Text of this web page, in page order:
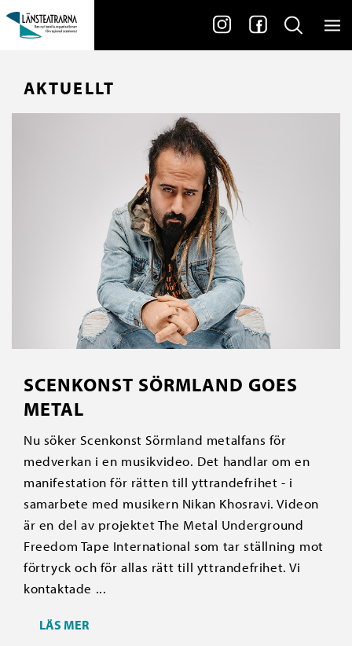
AKTUELLT
SCENKONST SÖRMLAND GOES
METAL
Nu söker Scenkonst Sörmland metalfans för
medverkan i en musikvideo. Det handlar om en
manifestation för rätten till yttrandefrihet - i
samarbete med musikern Nikan Khosravi. Videon
är en del av projektet The Metal Underground
Freedom Tape International som tar ställning mot
förtryck och för allas rätt till yttrandefrihet. Vi
kontaktade ...
LÄS MER